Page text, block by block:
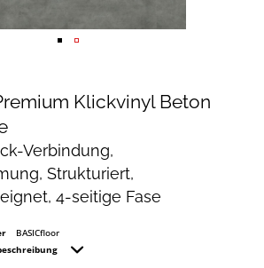
Klickvinyl Beton
Verbindung,
Strukturiert,
4-seitige Fase
BASICfloor